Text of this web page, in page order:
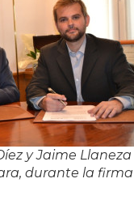
y Jaime Llaneza
durante la firma